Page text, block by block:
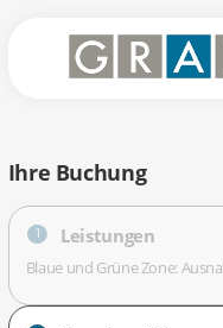
Ihre Buchung
1 Leistungen
Blaue und Grüne Zone: